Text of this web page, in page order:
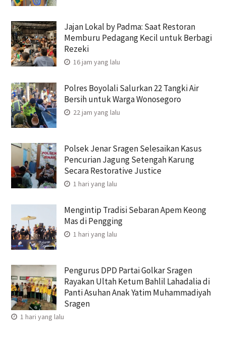
Jajan Lokal by Padma: Saat Restoran
Memburu Pedagang Kecil untuk Berbagi
Rezeki
16 jam yang lalu
Polres Boyolali Salurkan 22 Tangki Air
Bersih untuk Warga Wonosegoro
22 jam yang lalu
Polsek Jenar Sragen Selesaikan Kasus
Pencurian Jagung Setengah Karung
Secara Restorative Justice
1 hari yang lalu
Mengintip Tradisi Sebaran Apem Keong
Mas di Pengging
1 hari yang lalu
Pengurus DPD Partai Golkar Sragen
Rayakan Ultah Ketum Bahlil Lahadalia di
Panti Asuhan Anak Yatim Muhammadiyah
Sragen
1 hari yang lalu